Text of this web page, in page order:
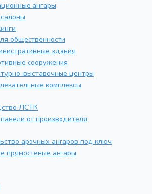
ангары
общественности
здания
сооружения
выставочные центры
комплексы
ЛСТК
от производителя
арочных ангаров под ключ
прямостеные ангары